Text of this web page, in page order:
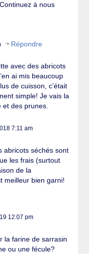
à nous
Répondre
avec des abricots
ai mis beaucoup
de cuisson, c’était
simple! Je vais la
des prunes.
7:11 am
abricots séchés sont
les frais (surtout
de la
meilleur bien garni!
12:07 pm
la farine de sarrasin
ou une fécule?